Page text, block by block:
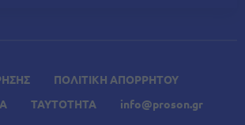
ΠΟΛΙΤΙΚΗ ΑΠΟΡΡΗΤΟΥ
ΤΑΥΤΟΤΗΤΑ
info@proson.gr